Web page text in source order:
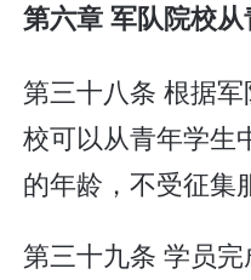
第六章 军队院校
第三十八条 根据
校可以从青年学生
的年龄，不受征集
第三十九条 学员